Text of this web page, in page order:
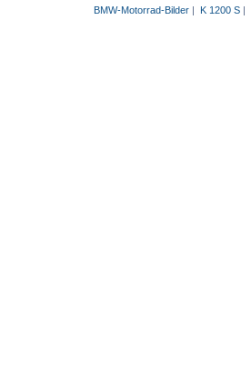
BMW-Motorrad-Bilder| K 1200 S|